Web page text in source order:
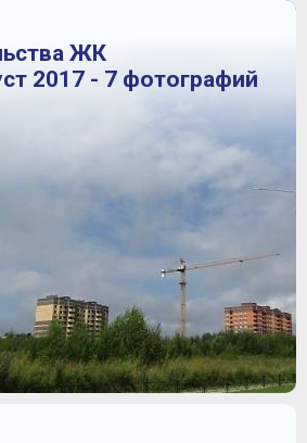
ЖК
2017 - 7 фотографий